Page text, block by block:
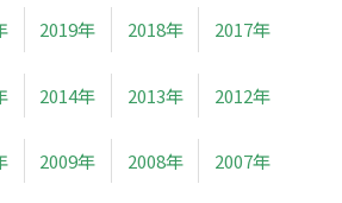
2019年 2018年 2017年
2014年 2013年 2012年
2009年 2008年 2007年